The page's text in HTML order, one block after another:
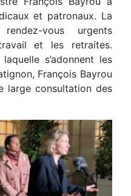
et patronaux. La
vous urgents
et les retraites.
s’adonnent les
François Bayrou
large consultation des